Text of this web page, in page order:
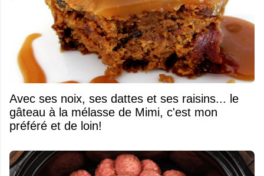
Avec ses noix, ses dattes et ses raisins... le
gâteau à la mélasse de Mimi, c'est mon
préféré et de loin!